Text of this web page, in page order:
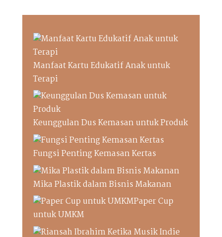
Manfaat Kartu Edukatif Anak untuk
Terapi
Keunggulan Dus Kemasan untuk Produk
Fungsi Penting Kemasan Kertas
Mika Plastik dalam Bisnis Makanan
Paper Cup
untuk UMKM